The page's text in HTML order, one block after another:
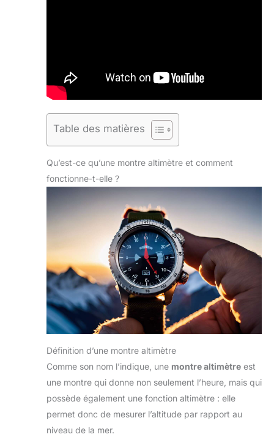
Table des matières
Qu’est-ce qu’une montre altimètre et comment
fonctionne-t-elle ?
Définition d’une montre altimètre
Comme son nom l’indique, une montre altimètre est
une montre qui donne non seulement l’heure, mais qui
possède également une fonction altimètre : elle
permet donc de mesurer l’altitude par rapport au
niveau de la mer.